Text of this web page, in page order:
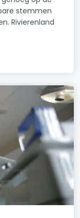
stemmen
Rivierenland